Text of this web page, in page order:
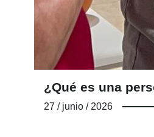
¿Qué es una
27 / junio / 2026